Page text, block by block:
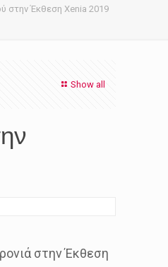
στην Έκθεση Xenia 2019
Show all
στην Έκθεση